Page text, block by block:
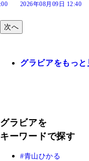
次へ
グラビアをもっと
グラビアを
キーワードで探す
青山ひかる